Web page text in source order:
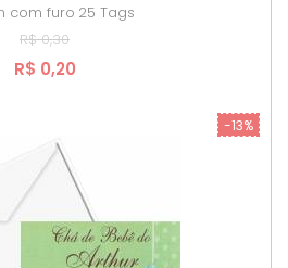
com furo 25 Tags
R$ 0,30
R$ 0,20
-13%